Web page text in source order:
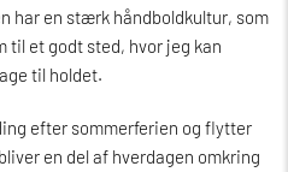
har en stærk håndboldkultur, som
til et godt sted, hvor jeg kan
til holdet.
efter sommerferien og flytter
en del af hverdagen omkring